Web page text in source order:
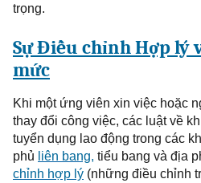
trọng.
Sự Điều chỉnhHợp lý
mức
Khi một ứng viên xin việc hoặc
thay đổi công việc, các luật về
tuyển dụng lao động trong các
phủ liên bang, tiểu bang và địa
chỉnh hợp lý (những điều chỉnh